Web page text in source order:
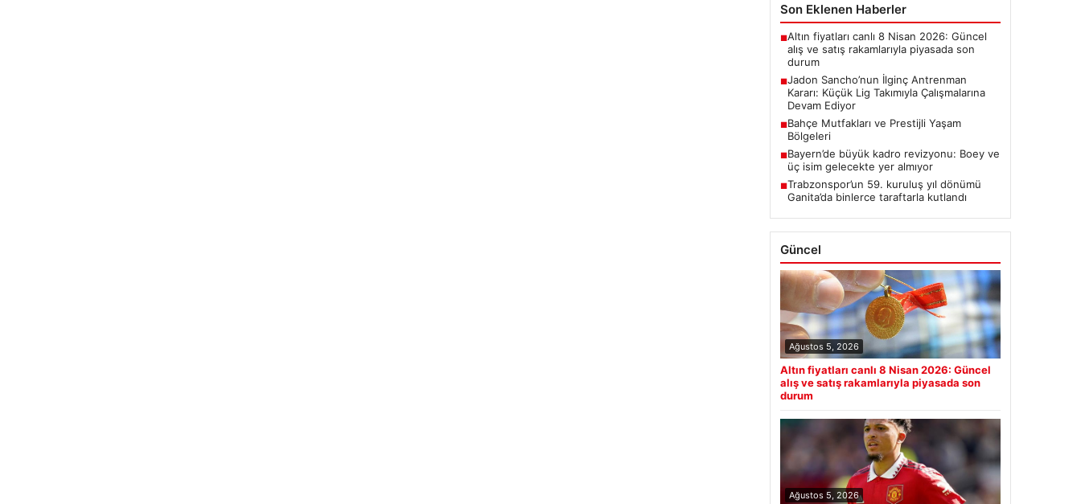
Son Eklenen Haberler
■Altın fiyatları canlı 8 Nisan 2026: Güncel
alış ve satış rakamlarıyla piyasada son
durum
■Jadon Sancho’nun İlginç Antrenman
Kararı: Küçük Lig Takımıyla Çalışmalarına
Devam Ediyor
■Bahçe Mutfakları ve Prestijli Yaşam
Bölgeleri
■Bayern’de büyük kadro revizyonu: Boey ve
üç isim gelecekte yer almıyor
■Trabzonspor’un 59. kuruluş yıl dönümü
Ganita’da binlerce taraftarla kutlandı
Güncel
Ağustos 5, 2026
Altın fiyatları canlı 8 Nisan 2026: Güncel
alış ve satış rakamlarıyla piyasada son
durum
Ağustos 5, 2026